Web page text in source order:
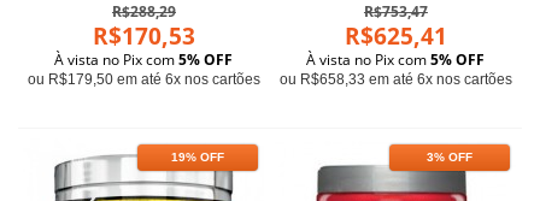
R$288,29
R$170,53
À vista no Pix com5% OFF
ou R$179,50 em até 6x nos cartões
R$753,47
R$625,41
À vista no Pix com5% OFF
ou R$658,33 em até 6x nos cartões
19% OFF 3% OFF